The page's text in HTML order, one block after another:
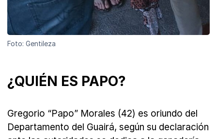
Foto: Gentileza
¿QUIÉN ES PAPO?
Gregorio “Papo” Morales (42) es oriundo del
Departamento del Guairá, según su declaración